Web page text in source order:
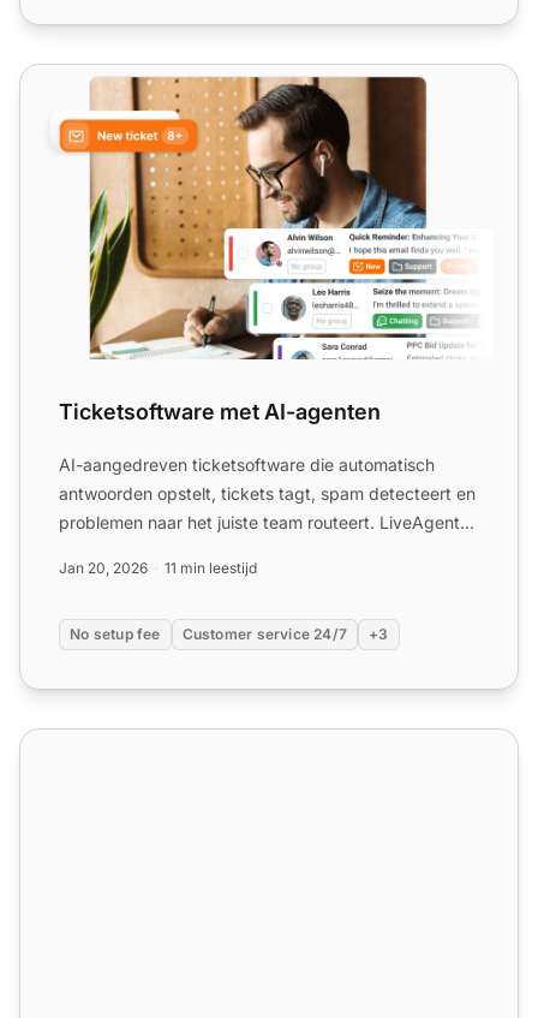
Ticketsoftware met AI-agenten
Ticketsoftware met AI-agenten
AI-aangedreven ticketsoftware die automatisch
antwoorden opstelt, tickets tagt, spam detecteert en
problemen naar het juiste team routeert. LiveAgent
Jan 20, 2026 11 min leestijd
No setup fee Customer service 24/7 +3
AI Tickettriage en categorisering